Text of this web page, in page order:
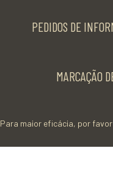
PEDIDOS DE
MARCAÇÃO
Para maior eficácia, por